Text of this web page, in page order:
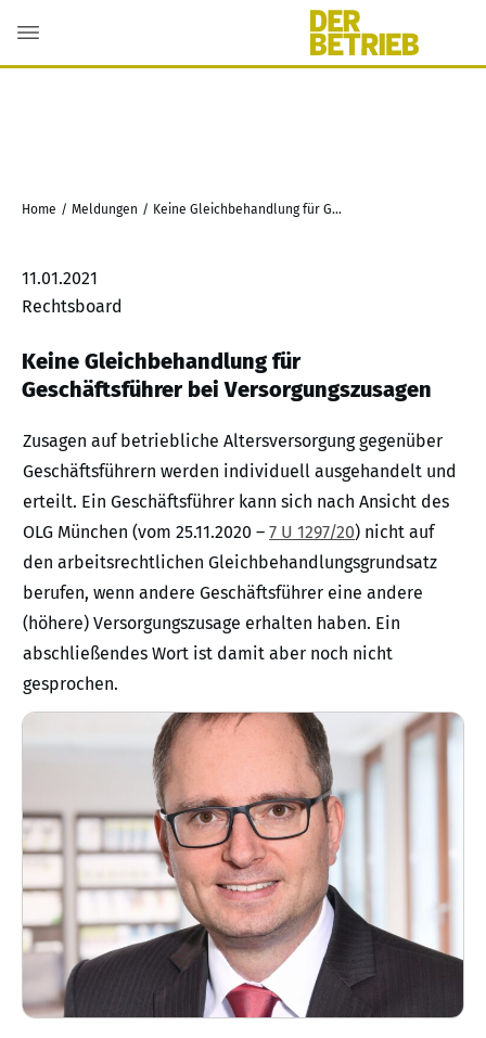
Home / Meldungen / Keine Gleichbehandlung für Geschäftsführer bei Versorgungszusagen
11.01.2021
Rechtsboard
Keine Gleichbehandlung für
Geschäftsführer bei Versorgungszusagen
Zusagen auf betriebliche Altersversorgung gegenüber
Geschäftsführern werden individuell ausgehandelt und
erteilt. Ein Geschäftsführer kann sich nach Ansicht des
OLG München (vom 25.11.2020 – 7 U 1297/20) nicht auf
den arbeitsrechtlichen Gleichbehandlungsgrundsatz
berufen, wenn andere Geschäftsführer eine andere
(höhere) Versorgungszusage erhalten haben. Ein
abschließendes Wort ist damit aber noch nicht
gesprochen.